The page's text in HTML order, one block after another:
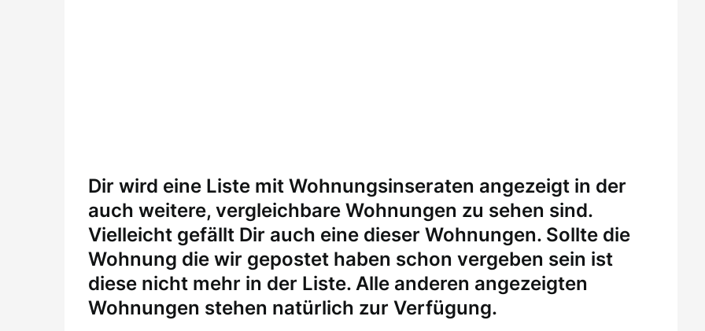
Dir wird eine Liste mit Wohnungsinseraten angezeigt in der
auch weitere, vergleichbare Wohnungen zu sehen sind.
Vielleicht gefällt Dir auch eine dieser Wohnungen. Sollte die
Wohnung die wir gepostet haben schon vergeben sein ist
diese nicht mehr in der Liste. Alle anderen angezeigten
Wohnungen stehen natürlich zur Verfügung.